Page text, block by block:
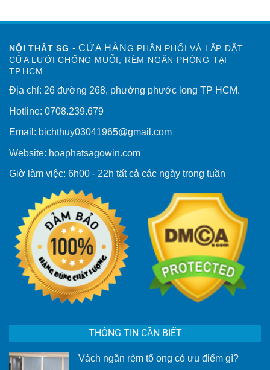
NỘI THẤT SG - CỬA HÀN G PHÂN PHỐI VÀ LẮP ĐẶT
CỬA LƯỚI CHỐNG MUỖI, RÈM NGĂN PHÒNG TẠI
TP.HCM.
Địa chỉ: 26 đường 268, phường phước long TP HCM.
Hotline: 0708.239.679
Email: bichthuy03041965@gmail.com
Website: hoaphatsagowin.com
Giờ làm việc: 6h00 - 22h tất cả các ngày trong tuần
THÔNG TIN CẦN BIẾT
Vách ngăn rèm tổ ong có ưu điểm gì?